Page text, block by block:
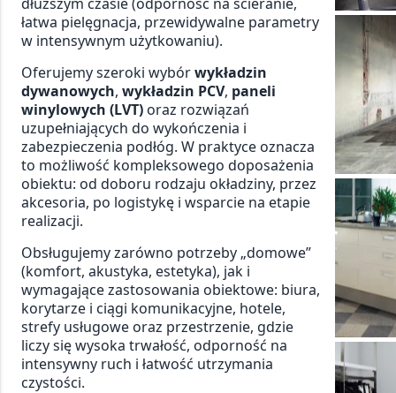
łatwa pielęgnacja, przewidywalne parametry
w intensywnym użytkowaniu).
Oferujemy szeroki wybórwykładzin
dywanowych, wykładzin PCV, paneli
winylowych (LVT) oraz rozwiązań
uzupełniających do wykończenia i
zabezpieczenia podłóg. W praktyce oznacza
to możliwość kompleksowego doposażenia
obiektu: od doboru rodzaju okładziny, przez
akcesoria, po logistykę i wsparcie na etapie
realizacji.
Obsługujemy zarówno potrzeby „domowe”
(komfort, akustyka, estetyka), jak i
wymagające zastosowania obiektowe: biura,
korytarze i ciągi komunikacyjne, hotele,
strefy usługowe oraz przestrzenie, gdzie
liczy się wysoka trwałość, odporność na
intensywny ruch i łatwość utrzymania
czystości.